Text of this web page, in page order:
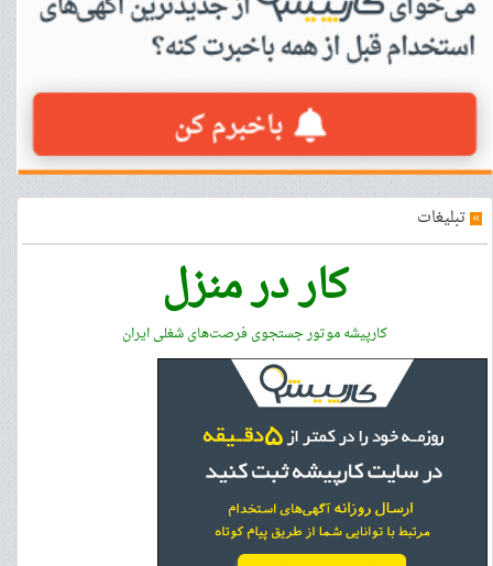
» تبلیغات
کار در منزل
کارپیشه موتور جستجوی فرصت‌های شغلی ایران